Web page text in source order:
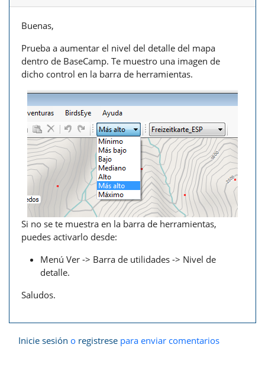
Buenas,
Prueba a aumentar el nivel del detalle del mapa
dentro de BaseCamp. Te muestro una imagen de
dicho control en la barra de herramientas.
Si no se te muestra en la barra de herramientas,
puedes activarlo desde:
Menú Ver -> Barra de utilidades -> Nivel de
detalle.
Saludos.
Inicie sesión o registrese para enviar comentarios